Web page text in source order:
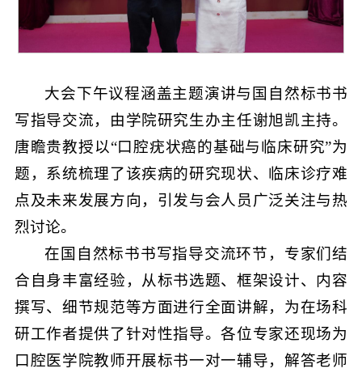
大会下午议程涵盖主题演讲与国自然标书书
写指导交流，由学院研究生办主任谢旭凯主持。
唐瞻贵教授以“口腔疣状癌的基础与临床研究”为
题，系统梳理了该疾病的研究现状、临床诊疗难
点及未来发展方向，引发与会人员广泛关注与热
烈讨论。
在国自然标书书写指导交流环节，专家们结
合自身丰富经验，从标书选题、框架设计、内容
撰写、细节规范等方面进行全面讲解，为在场科
研工作者提供了针对性指导。各位专家还现场为
口腔医学院教师开展标书一对一辅导，解答老师